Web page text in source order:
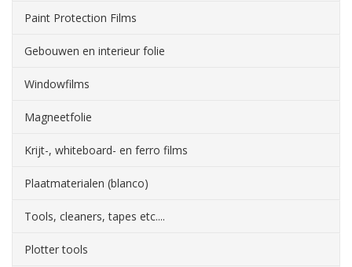
Paint Protection Films
Gebouwen en interieur folie
Windowfilms
Magneetfolie
Krijt-, whiteboard- en ferro films
Plaatmaterialen (blanco)
Tools, cleaners, tapes etc....
Plotter tools